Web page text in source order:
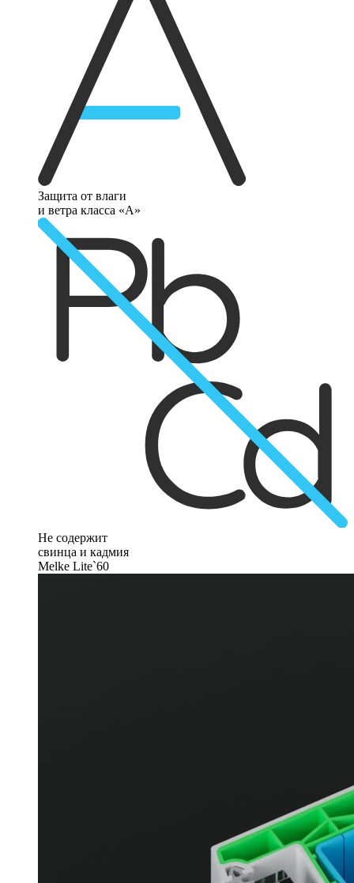
Защита от влаги
и ветра класса «А»
Не содержит
свинца и кадмия
Melke Lite`60